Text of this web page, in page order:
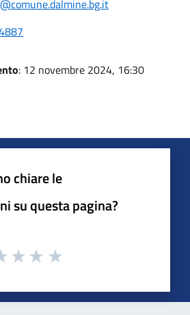
: 12 novembre 2024, 16:30
chiare le
su questa pagina?